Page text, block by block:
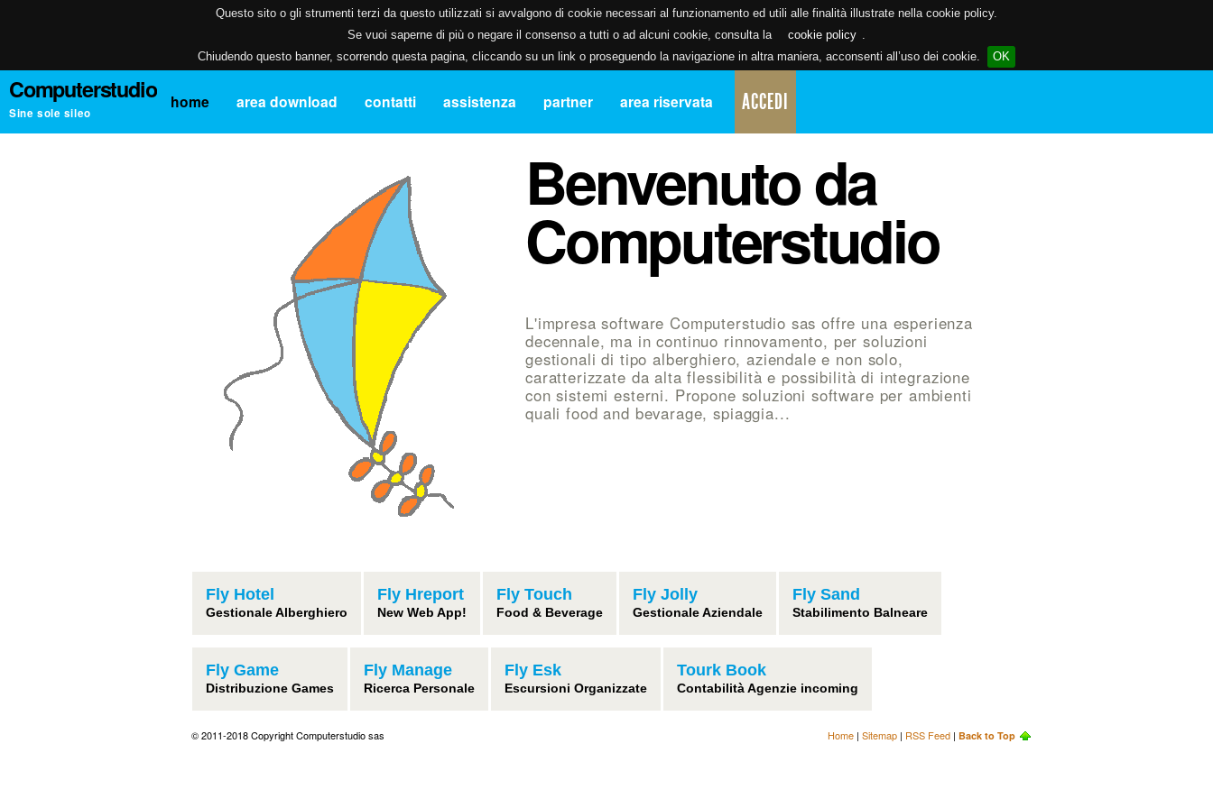
Questo sito o gli strumenti terzi da questo utilizzati si avvalgono di cookie necessari al funzionamento ed utili alle finalità illustrate nella cookie policy.
Se vuoi saperne di più o negare il consenso a tutti o ad alcuni cookie, consulta la
cookie policy .
Chiudendo questo banner, scorrendo questa pagina, cliccando su un link o proseguendo la navigazione in altra maniera, acconsenti all’uso dei cookie.
OK
Computerstudio
Sine sole sileo
home area download contatti assistenza partner area riservata ACCEDI
Benvenuto da
Computerstudio
L'impresa software Computerstudio sas offre una esperienza
decennale, ma in continuo rinnovamento, per soluzioni
gestionali di tipo alberghiero, aziendale e non solo,
caratterizzate da alta flessibilità e possibilità di integrazione
con sistemi esterni. Propone soluzioni software per ambienti
quali food and bevarage, spiaggia...
Fly Hotel
Gestionale Alberghiero
Fly Hreport
New Web App!
Fly Touch
Food & Beverage
Fly Jolly
Gestionale Aziendale
Fly Sand
Stabilimento Balneare
Fly Game
Distribuzione Games
Fly Manage
Ricerca Personale
Fly Esk
Escursioni Organizzate
Tourk Book
Contabilità Agenzie incoming
© 2011-2018 Copyright Computerstudio sas Home | Sitemap | RSS Feed | Back to Top